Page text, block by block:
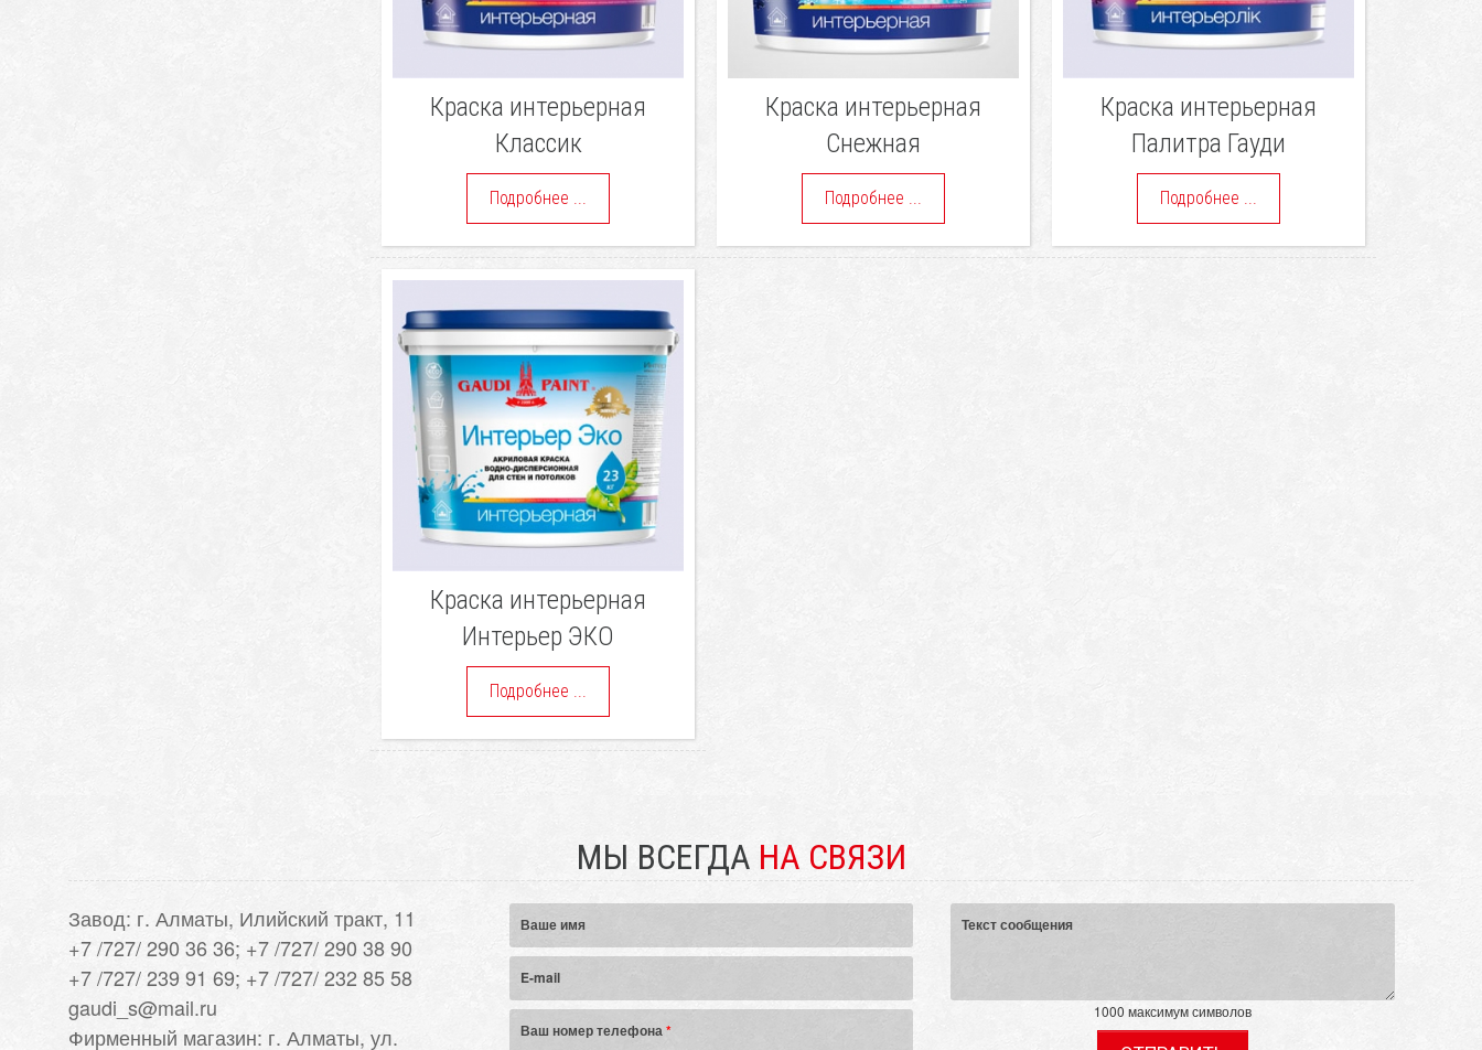
Краска интерьерная
Классик
Подробнее ...
Краска интерьерная
Снежная
Подробнее ...
Краска интерьерная
Палитра Гауди
Подробнее ...
Краска интерьерная
Интерьер ЭКО
Подробнее ...
МЫ ВСЕГДА НА СВЯЗИ
Завод: г. Алматы, Илийский тракт, 11
+7 /727/ 290 36 36; +7 /727/ 290 38 90
+7 /727/ 239 91 69; +7 /727/ 232 85 58
gaudi_s@mail.ru
Фирменный магазин: г. Алматы, ул.
Ваше имя
E-mail
Ваш номер телефона*
Текст сообщения
1000 максимум символов